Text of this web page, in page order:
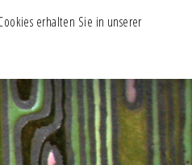
erhalten Sie in unserer